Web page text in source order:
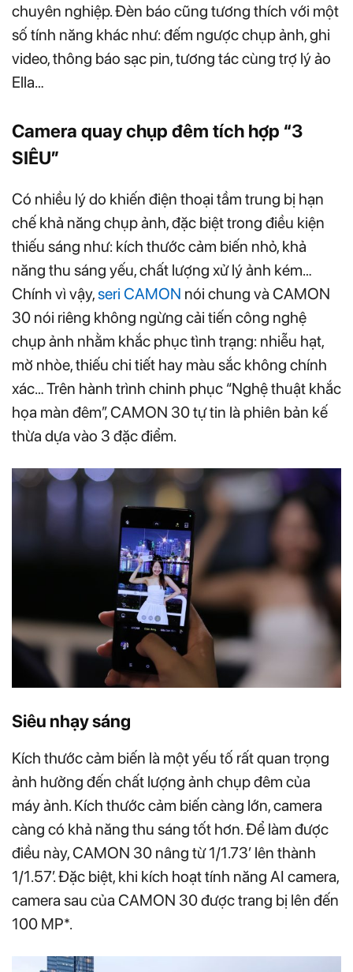
chuyên nghiệp. Đèn báo cũng tương thích với một
số tính năng khác như: đếm ngược chụp ảnh, ghi
video, thông báo sạc pin, tương tác cùng trợ lý ảo
Ella…
Camera quay chụp đêm tích hợp “3
SIÊU”
Có nhiều lý do khiến điện thoại tầm trung bị hạn
chế khả năng chụp ảnh, đặc biệt trong điều kiện
thiếu sáng như: kích thước cảm biến nhỏ, khả
năng thu sáng yếu, chất lượng xử lý ảnh kém…
Chính vì vậy,seri CAMON nói chung và CAMON
30 nói riêng không ngừng cải tiến công nghệ
chụp ảnh nhằm khắc phục tình trạng: nhiễu hạt,
mờ nhòe, thiếu chi tiết hay màu sắc không chính
xác… Trên hành trình chinh phục “Nghệ thuật khắc
họa màn đêm”, CAMON 30 tự tin là phiên bản kế
thừa dựa vào 3 đặc điểm.
Siêu nhạy sáng
Kích thước cảm biến là một yếu tố rất quan trọng
ảnh hưởng đến chất lượng ảnh chụp đêm của
máy ảnh. Kích thước cảm biến càng lớn, camera
càng có khả năng thu sáng tốt hơn. Để làm được
điều này, CAMON 30 nâng từ 1/1.73’ lên thành
1/1.57’. Đặc biệt, khi kích hoạt tính năng AI camera,
camera sau của CAMON 30 được trang bị lên đến
100 MP*.